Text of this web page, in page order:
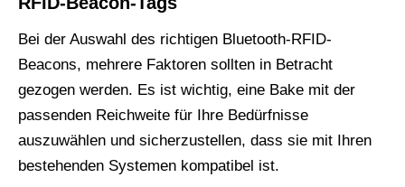
Bei der Auswahl des richtigen Bluetooth-RFID-
Beacons, mehrere Faktoren sollten in Betracht
gezogen werden. Es ist wichtig, eine Bake mit der
passenden Reichweite für Ihre Bedürfnisse
auszuwählen und sicherzustellen, dass sie mit Ihren
bestehenden Systemen kompatibel ist.